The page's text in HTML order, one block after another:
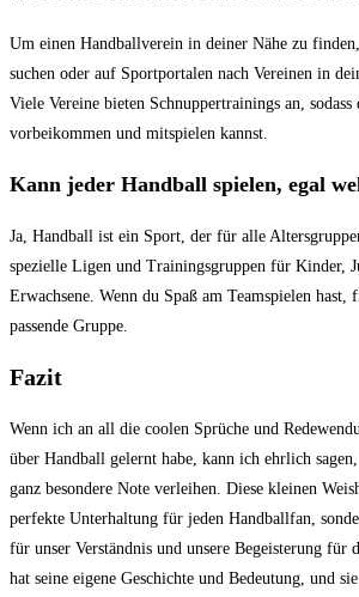
Um einen Handballverein⁢ in deiner Nähe ⁣zu
suchen⁣ oder auf Sportportalen nach Vereinen in
Viele Vereine bieten Schnuppertrainings an,
vorbeikommen und mitspielen kannst.
Kann jeder Handball spielen, egal
Ja, Handball ist ein ⁣Sport, der für alle
⁣spezielle Ligen und ⁣Trainingsgruppen für Kinder,
Erwachsene. Wenn du Spaß am Teamspielen ⁤hast,
passende Gruppe.‍
Fazit
Wenn ich ‍an all die coolen Sprüche und
über Handball gelernt habe, kann ich ehrlich
ganz besondere Note verleihen. Diese kleinen
perfekte‍ Unterhaltung für jeden Handballfan,
für‌ unser Verständnis und unsere Begeisterung für
hat seine ‌eigene​ Geschichte und Bedeutung, und